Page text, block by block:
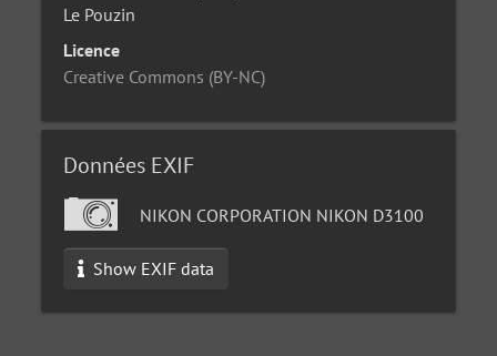
Le Pouzin
Licence
Creative Commons (BY-NC)
Données EXIF
NIKON CORPORATION NIKON D3100
Show EXIF data